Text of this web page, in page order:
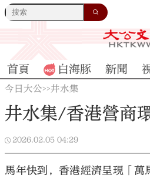
首頁 白海豚 新聞
今日大公>>井水集
井水集/香港營商
2026.02.05 04:29
馬年快到，香港經濟呈現「萬